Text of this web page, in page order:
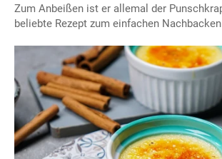
Zum Anbeißen ist er allemal der
beliebte Rezept zum einfachen